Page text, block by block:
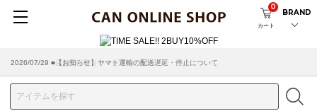
カート
0
BRAND
2026/07/29 ■【お知らせ】ヤマト運輸の配送遅延・停止について
2026/03/18 ■店舗受け取りサービスのご案内